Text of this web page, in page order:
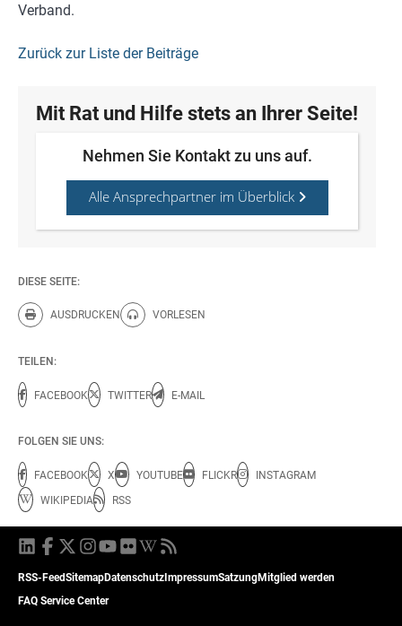
Verband.
Zurück zur Liste der Beiträge
Mit Rat und Hilfe stets an Ihrer Seite!
Nehmen Sie Kontakt zu uns auf.
Alle Ansprechpartner im Überblick
DIESE SEITE:
AUSDRUCKEN
Diese Seite drucken.
VORLESEN
Diese Seite vorlesen.
TEILEN:
FACEBOOK TWITTER E-MAIL
FOLGEN SIE UNS:
FACEBOOK X YOUTUBE FLICKR
INSTAGRAM
WIKIPEDIA
RSS
RSS-FeedSitemapDatenschutzImpressumSatzungMitglied werden
FAQ Service Center